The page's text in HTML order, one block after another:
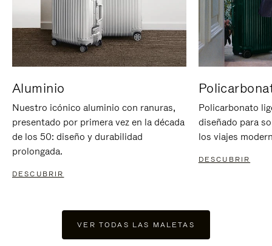
Aluminio
Nuestro icónico aluminio con ranuras,
presentado por primera vez en la década
de los 50: diseño y durabilidad
prolongada.
DESCUBRIR
Policarbonato
diseñado para
los viajes
DESCUBRIR
VER TODAS LAS MALETAS